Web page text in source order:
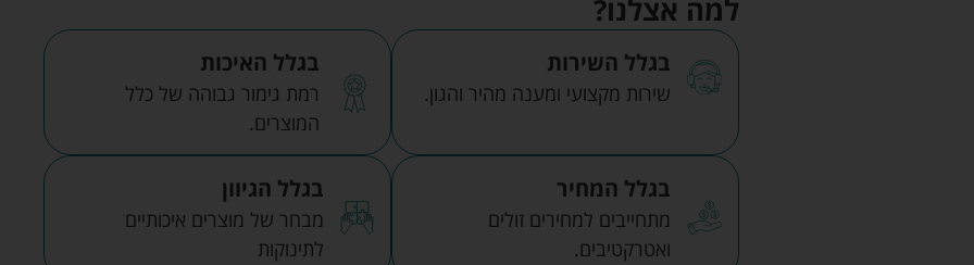
למה אצלנו?
בגלל השירות
שירות מקצועי ומענה מהיר והגון.
בגלל האיכות
רמת גימור גבוהה של כלל
המוצרים.
בגלל המחיר
מתחייבים למחירים זולים
ואטרקטיבים.
בגלל הגיוון
מבחר של מוצרים איכותיים
לתינוקות